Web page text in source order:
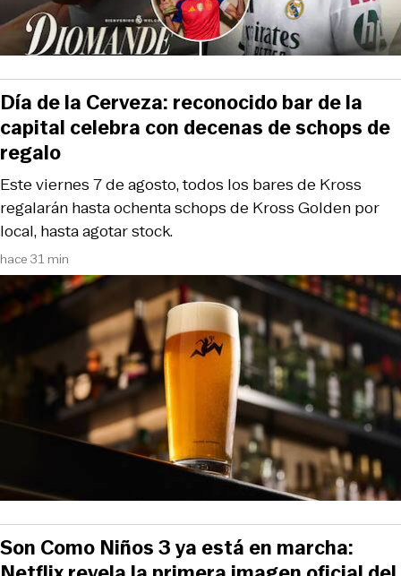
hace 31 min
Este viernes 7 de agosto, todos los bares de Kross
regalarán hasta ochenta schops de Kross Golden por
local, hasta agotar stock.
Día de la Cerveza: reconocido bar de la
capital celebra con decenas de schops de
regalo
Son Como Niños 3 ya está en marcha: